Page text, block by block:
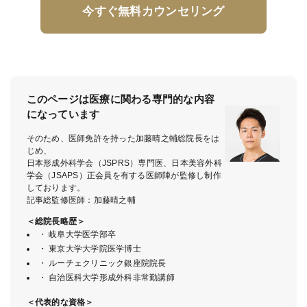
今すぐ無料カウンセリング
このページは医療に関わる専門的な内容
になっています
そのため、医師免許を持った加藤晴之輔総院長をは
じめ、
日本形成外科学会（JSPRS）専門医、日本美容外科
学会（JSAPS）正会員を有する医師陣が監修し制作
しております。
記事総監修医師：加藤晴之輔
＜総院長略歴＞
・ 岐阜大学医学部卒
・ 東京大学大学院医学博士
・ ルーチェクリニック銀座院院長
・ 自治医科大学形成外科非常勤講師
＜代表的な資格＞